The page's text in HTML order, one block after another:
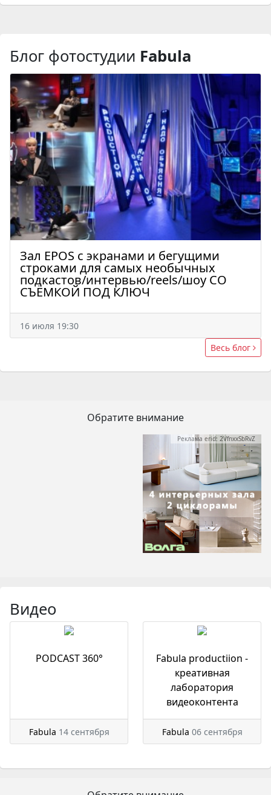
Блог фотостудии Fabula
Зал EPOS с экранами и бегущими
строками для самых необычных
подкастов/интервью/reels/шоу СО
СЪЁМКОЙ ПОД КЛЮЧ
16 июля 19:30
Весь блог
Обратите внимание
Реклама erid: 2VfnxxSbRvZ
Видео
PODCAST 360°
Fabula 14 сентября
Fabula productiion -
креативная
лаборатория
видеоконтента
Fabula 06 сентября